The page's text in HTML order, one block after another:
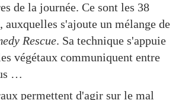
de la journée. Ce sont les 38
auxquelles s'ajoute un mélange de
Rescue. Sa technique s'appuie
végétaux communiquent entre
…
permettent d'agir sur le mal